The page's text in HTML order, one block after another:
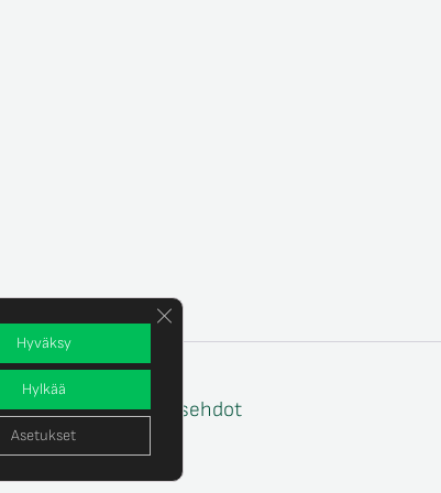
Tilaus- ja toimitusehdot
Hyväksy
Hylkää
Asetukset
Sulje evästebanneri